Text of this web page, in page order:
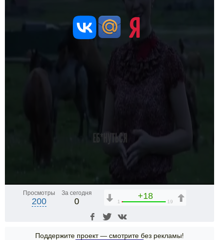
Просмотры
200
За сегодня
0
+18
1 19
Поддержите проект — смотрите без рекламы!